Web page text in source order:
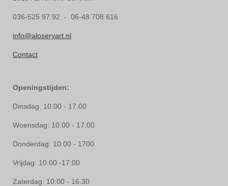
036-525 97 92 - 06-48 708 616
info@aloseryart.nl
Contact
Openingstijden:
Dinsdag: 10.00 - 17.00
Woensdag: 10.00 - 17.00
Donderdag: 10.00 - 1700
Vrijdag: 10.00 -17.00
Zaterdag: 10:00 - 16.30